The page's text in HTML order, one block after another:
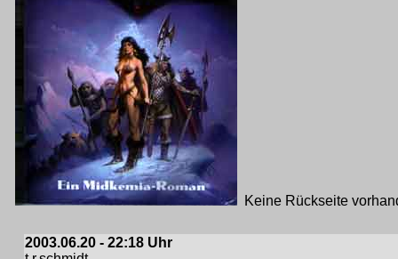
Keine Rückseite
2003.06.20 - 22:18 Uhr